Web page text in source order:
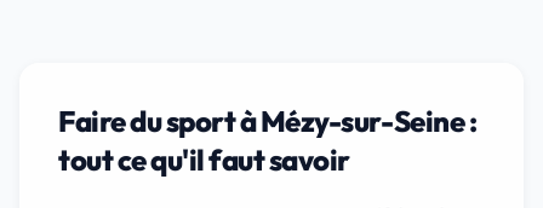
Faire du sport à Mézy-sur-Seine :
tout ce qu'il faut savoir